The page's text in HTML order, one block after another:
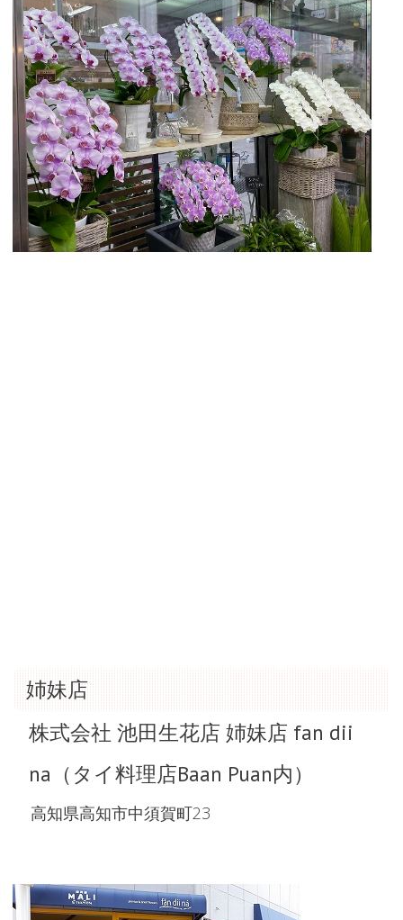
姉妹店
株式会社 池田生花店 姉妹店 fan dii
na（タイ料理店Baan Puan内）
高知県高知市中須賀町23